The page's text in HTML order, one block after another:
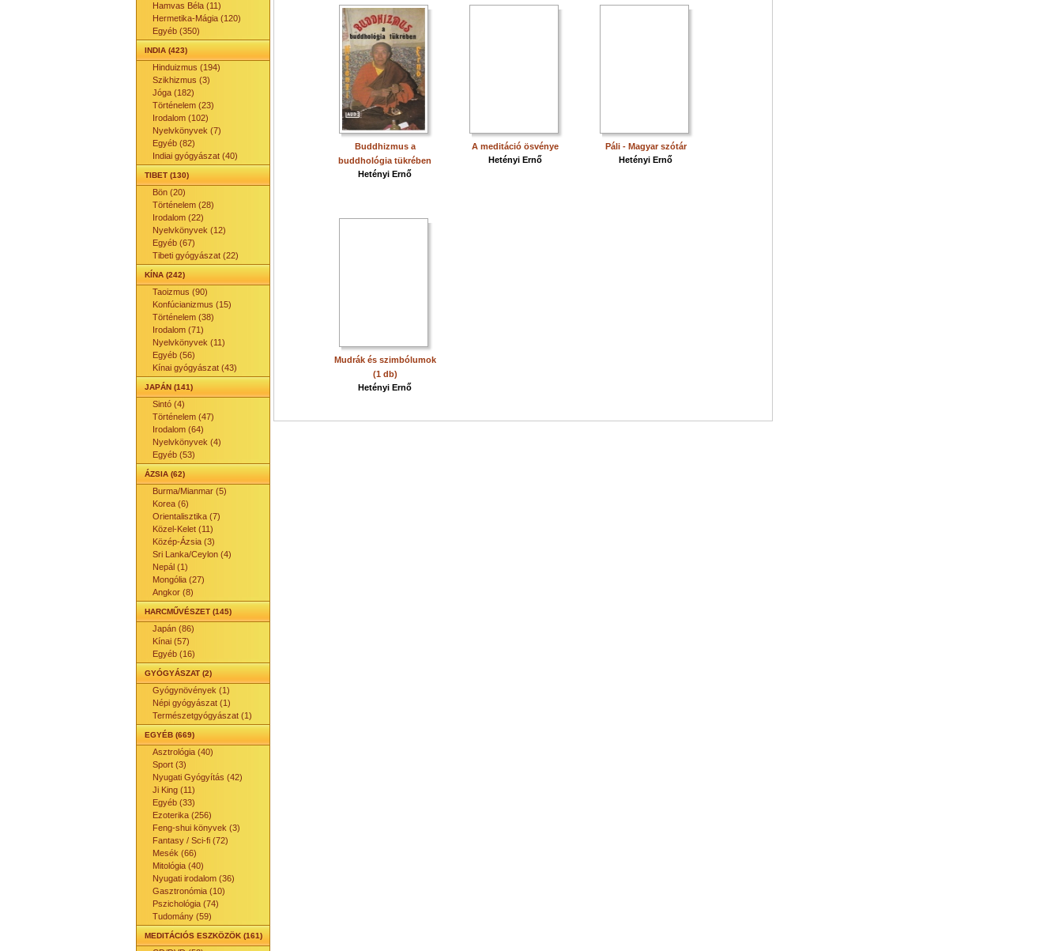
Hamvas Béla (11)
Hermetika-Mágia (120)
Egyéb (350)
INDIA (423)
Hinduizmus (194)
Szikhizmus (3)
Jóga (182)
Történelem (23)
Irodalom (102)
Nyelvkönyvek (7)
Egyéb (82)
Indiai gyógyászat (40)
TIBET (130)
Bön (20)
Történelem (28)
Irodalom (22)
Nyelvkönyvek (12)
Egyéb (67)
Tibeti gyógyászat (22)
KÍNA (242)
Taoizmus (90)
Konfúcianizmus (15)
Történelem (38)
Irodalom (71)
Nyelvkönyvek (11)
Egyéb (56)
Kínai gyógyászat (43)
JAPÁN (141)
Sintó (4)
Történelem (47)
Irodalom (64)
Nyelvkönyvek (4)
Egyéb (53)
ÁZSIA (62)
Burma/Mianmar (5)
Korea (6)
Orientalisztika (7)
Közel-Kelet (11)
Közép-Ázsia (3)
Sri Lanka/Ceylon (4)
Nepál (1)
Mongólia (27)
Angkor (8)
HARCMŰVÉSZET (145)
Japán (86)
Kínai (57)
Egyéb (16)
GYÓGYÁSZAT (2)
Gyógynövények (1)
Népi gyógyászat (1)
Természetgyógyászat (1)
EGYÉB (669)
Asztrológia (40)
Sport (3)
Nyugati Gyógyítás (42)
Ji King (11)
Egyéb (33)
Ezoterika (256)
Feng-shui könyvek (3)
Fantasy / Sci-fi (72)
Mesék (66)
Mitológia (40)
Nyugati irodalom (36)
Gasztronómia (10)
Pszichológia (74)
Tudomány (59)
MEDITÁCIÓS ESZKÖZÖK (161)
Buddhizmus a
buddhológia tükrében
Hetényi Ernő
A meditáció ösvénye
Hetényi Ernő
Páli - Magyar szótár
Hetényi Ernő
Mudrák és szimbólumok
(1 db)
Hetényi Ernő